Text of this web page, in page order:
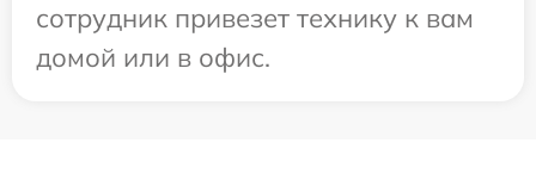
сотрудник привезет технику к вам
домой или в офис.